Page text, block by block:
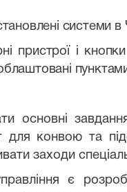
системи
пристрої і
основні
для конвою та
заходи
є